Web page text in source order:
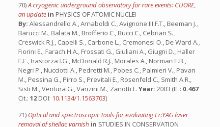
70)A cryogenic underground observatory for rare events: CUORE,
an update in PHYSICS OF ATOMIC NUCLEI
By: Alessandrello A., Arnaboldi C., Avignone III F.T., Beeman J.,
Barucci M., Balata M., Brofferio C., Bucci C., Cebrian S.,
Creswick R.J., Capelli S., Carbone L., Cremonesi O., De Ward A.,
Fiorini E., Farach H.A., Frossati G., Giuliani A., Giugni D., Haller
E.E., Irastorza I.G., McDonald R.J., Morales A., Norman E.B.,
Negri P., Nucciotti A., Pedretti M., Pobes C., Palmieri V., Pavan
M., Pessina G., Pirro S., Previtali E., Rosenfeld C., Smith A.R.,
Sisti M., Ventura G., Vanzini M., Zanotti L. Year: 2003 (IF.: 0.467
Cit.: 12DOI: 10.1134/1.1563703)
71) Optical and spectroscopic tools for evaluating Er:YAG laser
removal of shellac varnish in STUDIES IN CONSERVATION